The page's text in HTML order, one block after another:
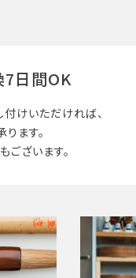
7日間OK
付けいただければ、
ます。
ございます。